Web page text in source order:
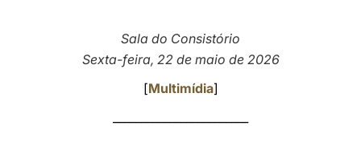
Sala do Consistório
Sexta-feira, 22 de maio de 2026
[Multimídia]